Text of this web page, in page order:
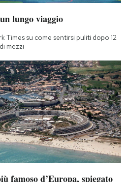
lungo viaggio
Times su come sentirsi puliti dopo 12
mezzi
famoso d’Europa, spiegato